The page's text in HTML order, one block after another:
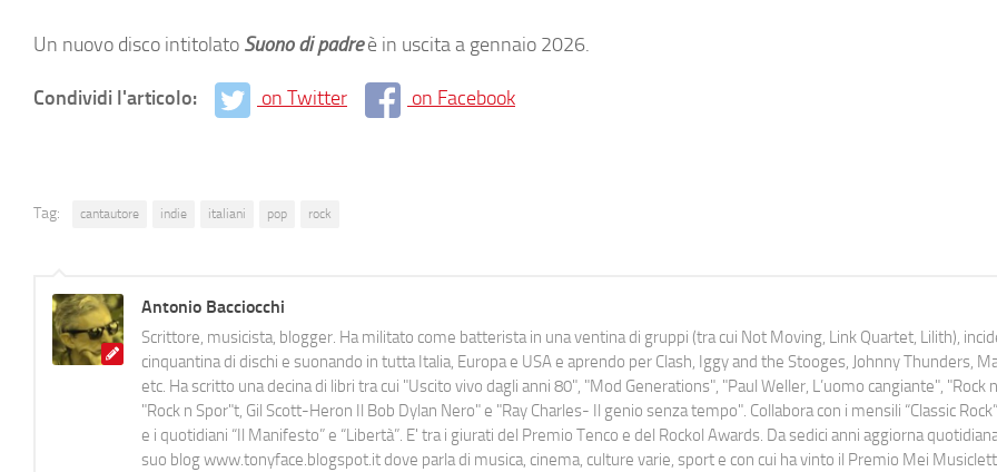
Un nuovo disco intitolato Suono di padreè in uscita a gennaio 2026.
Condividi l'articolo: on Twitter on Facebook
Tag: cantautore indie italiani pop rock
Antonio Bacciocchi
Scrittore, musicista, blogger. Ha militato come batterista in una ventina di gruppi (tra cui Not Moving, Link Quartet, Lilith),
cinquantina di dischi e suonando in tutta Italia, Europa e USA e aprendo per Clash, Iggy and the Stooges, Johnny Thunders,
etc. Ha scritto una decina di libri tra cui "Uscito vivo dagli anni 80", "Mod Generations", "Paul Weller, L’uomo cangiante", "Rock
"Rock n Spor"t, Gil Scott-Heron Il Bob Dylan Nero" e "Ray Charles- Il genio senza tempo". Collabora con i mensili “Classic
e i quotidiani “Il Manifesto” e “Libertà”. E' tra i giurati del Premio Tenco e del Rockol Awards. Da sedici anni aggiorna
suo blog www.tonyface.blogspot.it dove parla di musica, cinema, culture varie, sport e con cui ha vinto il Premio Mei